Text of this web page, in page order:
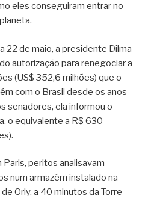
eles conseguiram entrar no
22 de maio, a presidente Dilma
autorização para renegociar a
(US$ 352,6 milhões) que o
com o Brasil desde os anos
senadores, ela informou o
o equivalente a R$ 630
Paris, peritos analisavam
num armazém instalado na
Orly, a 40 minutos da Torre